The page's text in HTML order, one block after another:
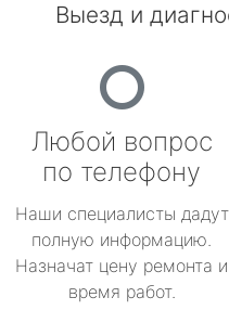
Выезд и
Любой вопрос
по телефону
Наши специалисты дадут
полную информацию.
Назначат цену ремонта и
время работ.